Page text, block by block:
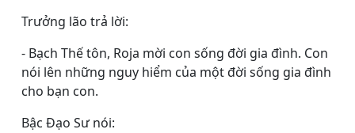
Trưởng lão trả lời:
- Bạch Thế tôn, Roja mời con sống đời gia đình. Con
nói lên những nguy hiểm của một đời sống gia đình
cho bạn con.
Bậc Ðạo Sư nói: